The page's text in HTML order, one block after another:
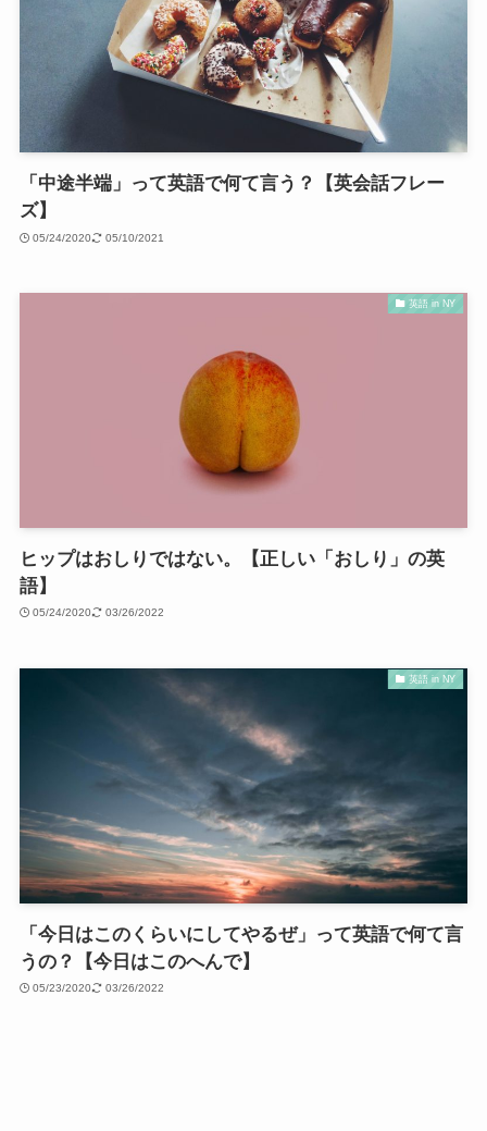
「中途半端」って英語で何て言う？【英会話フレー
ズ】
05/24/2020 05/10/2021
英語 in NY
ヒップはおしりではない。【正しい「おしり」の英
語】
05/24/2020 03/26/2022
英語 in NY
「今日はこのくらいにしてやるぜ」って英語で何て言
うの？【今日はこのへんで】
05/23/2020 03/26/2022